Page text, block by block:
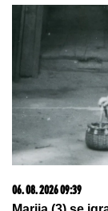
Hibrid broj 1
akcijskoj ceni